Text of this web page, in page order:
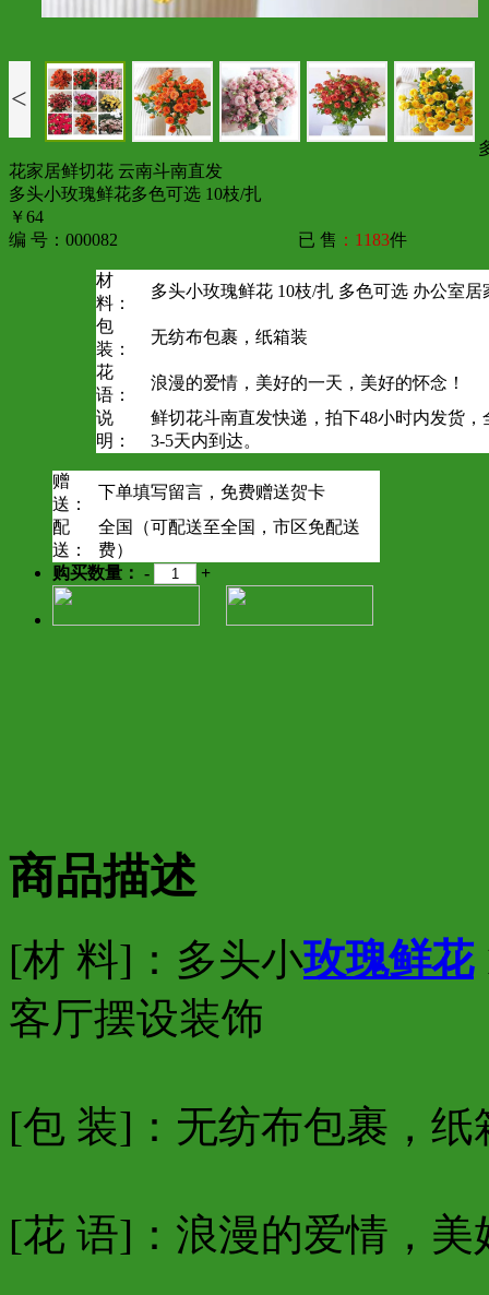
<
花家居鲜切花 云南斗南直发
多头小玫瑰鲜花多色可选 10枝/扎
￥64
编 号：000082
已 售 ：1183件
材
料：
多头小玫瑰鲜花 10枝/扎 多色可选 办公室
包
装：
无纺布包裹，纸箱装
花
语：
浪漫的爱情，美好的一天，美好的怀念！
说
明：
鲜切花斗南直发快递，拍下48小时内发货
3-5天内到达。
赠
送：
下单填写留言，免费赠送贺卡
配
送：
全国（可配送至全国，市区免配送
费）
购买数量： - +
商品描述
[材 料]：多头小玫瑰鲜花
客厅摆设装饰
[包 装]：无纺布包裹，纸
[花 语]：浪漫的爱情，